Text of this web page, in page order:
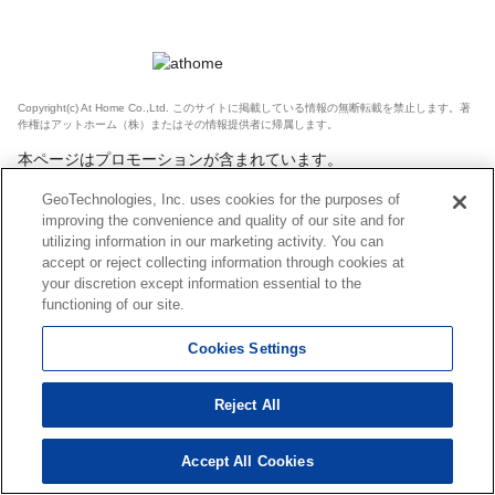
Copyright(c) At Home Co.,Ltd. このサイトに掲載している情報の無断転載を禁止します。著
作権はアットホーム（株）またはその情報提供者に帰属します。
本ページはプロモーションが含まれています。
GeoTechnologies, Inc. uses cookies for the purposes of
improving the convenience and quality of our site and for
utilizing information in our marketing activity. You can
accept or reject collecting information through cookies at
your discretion except information essential to the
functioning of our site.
Cookies Settings
Reject All
Accept All Cookies